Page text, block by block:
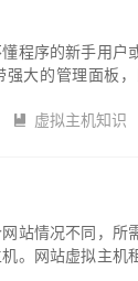
程序的新手用
大的管理面板
 虚拟主机知识
站情况不同，
。网站虚拟主机